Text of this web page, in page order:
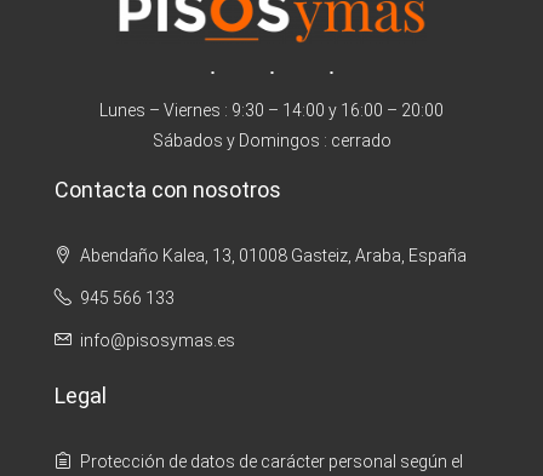
Lunes – Viernes : 9:30 – 14:00 y 16:00 – 20:00
Sábados y Domingos : cerrado
Contacta con nosotros
Abendaño Kalea, 13, 01008 Gasteiz, Araba, España
945 566 133
info@pisosymas.es
Legal
Protección de datos de carácter personal según el